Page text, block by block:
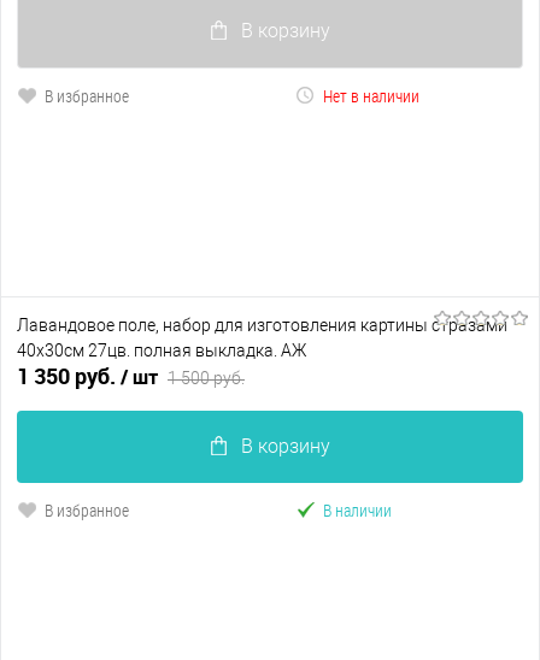
В корзину
В избранное Нет в наличии
Лавандовое поле, набор для изготовления картины стразами
40х30см 27цв. полная выкладка. АЖ
1 350 руб. / шт 1 500 руб.
В корзину
В избранное В наличии